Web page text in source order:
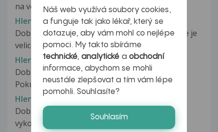
na velkou,ale při upouštění...
Hlen ve stolici
Dobrý den, mám problém se stolicí. Moje stolice je
velice nepravidelná, a nechodím...
Hlen ve stolici
Dobrý den, zkouším naposledy přiložit to foto.
Pokud se to nezobrazí, tak prostě...
Hlen ve stolici
Dobrý den, poslední dobou se mi stává, že když
vykonám potřebu, tak při bližším...
Náš web využívá soubory cookies,
a funguje tak jako lékař, který se
dotazuje, aby vám mohl co nejlépe
pomoci. My takto sbíráme
technické,analytické a obchodní
informace, abychom se mohli
neustále zlepšovat a tím vám lépe
pomohli. Souhlasíte?
Souhlasím